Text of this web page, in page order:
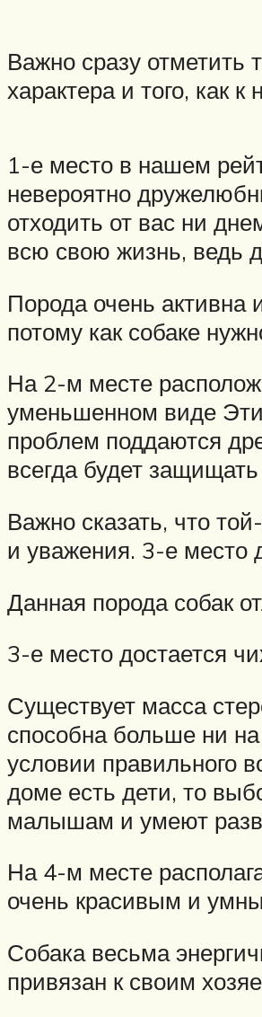
Важно сразу отметить
характера и того, как к
1-е место в нашем
невероятно
отходить от вас ни
всю свою жизнь, ведь
Порода очень активна
потому как собаке
На 2-м месте
уменьшенном виде
проблем поддаются
всегда будет
Важно сказать, что
и уважения. 3-е место
Данная порода собак
3-е место достается
Существует масса
способна больше ни
условии правильного
доме есть дети, то
малышам и умеют
На 4-м месте
очень красивым и
Собака весьма
привязан к своим